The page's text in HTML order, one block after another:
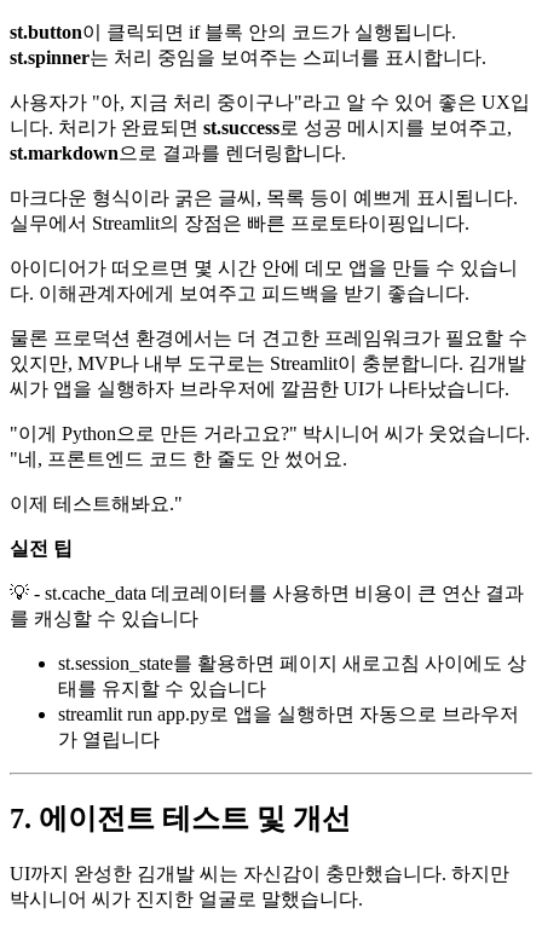
st.button이 클릭되면 if 블록 안의 코드가 실행됩니다.
st.spinner는 처리 중임을 보여주는 스피너를 표시합니다.
사용자가 "아, 지금 처리 중이구나"라고 알 수 있어 좋은 UX입
니다. 처리가 완료되면 st.success로 성공 메시지를 보여주고,
st.markdown으로 결과를 렌더링합니다.
마크다운 형식이라 굵은 글씨, 목록 등이 예쁘게 표시됩니다.
실무에서 Streamlit의 장점은 빠른 프로토타이핑입니다.
아이디어가 떠오르면 몇 시간 안에 데모 앱을 만들 수 있습니
다. 이해관계자에게 보여주고 피드백을 받기 좋습니다.
물론 프로덕션 환경에서는 더 견고한 프레임워크가 필요할 수
있지만, MVP나 내부 도구로는 Streamlit이 충분합니다. 김개발
씨가 앱을 실행하자 브라우저에 깔끔한 UI가 나타났습니다.
"이게 Python으로 만든 거라고요?" 박시니어 씨가 웃었습니다.
"네, 프론트엔드 코드 한 줄도 안 썼어요.
이제 테스트해봐요."
실전 팁
💡 - st.cache_data 데코레이터를 사용하면 비용이 큰 연산 결과
를 캐싱할 수 있습니다
st.session_state를 활용하면 페이지 새로고침 사이에도 상
태를 유지할 수 있습니다
streamlit run app.py로 앱을 실행하면 자동으로 브라우저
가 열립니다
7. 에이전트 테스트 및 개선
UI까지 완성한 김개발 씨는 자신감이 충만했습니다. 하지만
박시니어 씨가 진지한 얼굴로 말했습니다.